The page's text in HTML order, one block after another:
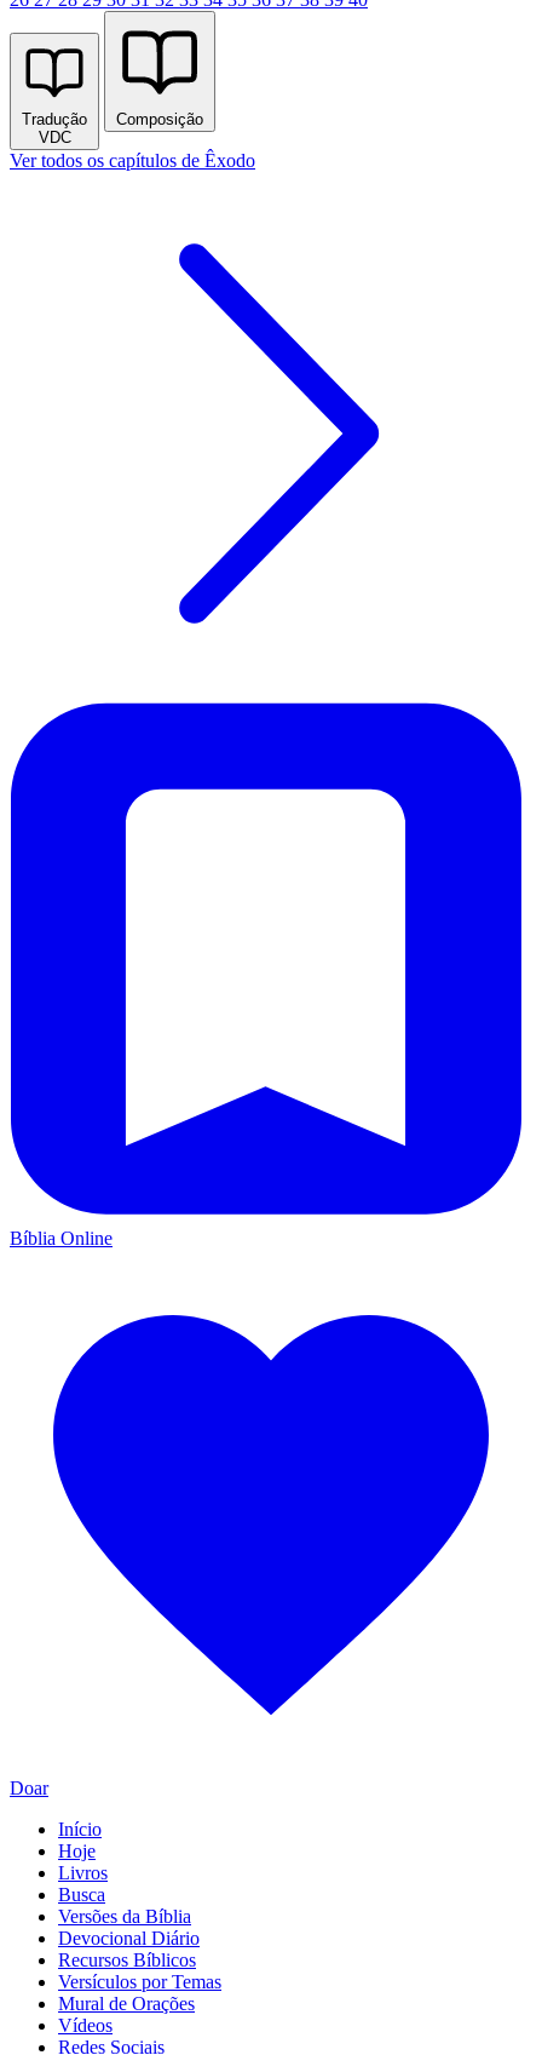
Tradução
VDC
Composição
Ver todos os capítulos de Êxodo
Bíblia Online
Doar
Início
Hoje
Livros
Busca
Versões da Bíblia
Devocional Diário
Recursos Bíblicos
Versículos por Temas
Mural de Orações
Vídeos
Redes Sociais